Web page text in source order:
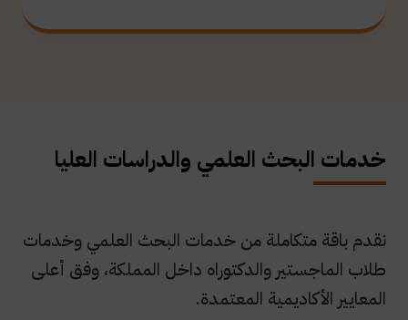
خدمات البحث العلمي والدراسات العليا
نقدم باقة متكاملة من خدمات البحث العلمي وخدمات
طلاب الماجستير والدكتوراه داخل المملكة، وفق أعلى
المعايير الأكاديمية المعتمدة.